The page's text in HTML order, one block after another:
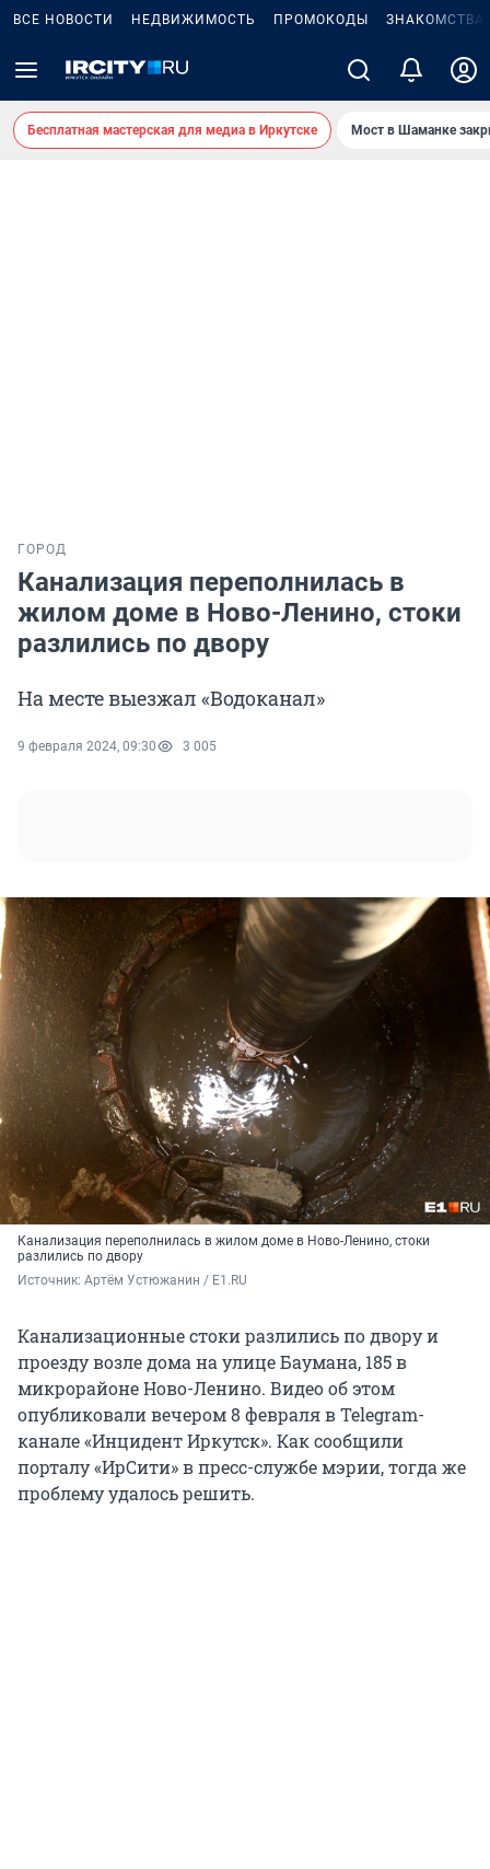
ВСЕ НОВОСТИ НЕДВИЖИМОСТЬ ПРОМОКОДЫ ЗНАКОМСТВА
Бесплатная мастерская для медиа в Иркутске Мост в Шаманке
ГОРОД
Канализация переполнилась в
жилом доме в Ново-Ленино, стоки
разлились по двору
На месте выезжал «Водоканал»
9 февраля 2024, 09:30 3 005
Канализация переполнилась в жилом доме в Ново-Ленино, стоки
разлились по двору
Источник: Артём Устюжанин / E1.RU
Канализационные стоки разлились по двору и
проезду возле дома на улице Баумана, 185 в
микрорайоне Ново-Ленино. Видео об этом
опубликовали вечером 8 февраля в Telegram-
канале «Инцидент Иркутск». Как сообщили
порталу «ИрСити» в пресс-службе мэрии, тогда же
проблему удалось решить.